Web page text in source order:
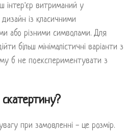
інтер'єр витриманий у
із класичними
або різними символами. Для
більш мінімалістичні варіанти з
б не поекспериментувати з
при замовленні - це розмір.